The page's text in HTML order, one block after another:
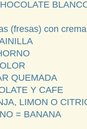
(fresas) con
QUEMADA
Y CAFE
LIMON O
= BANANA